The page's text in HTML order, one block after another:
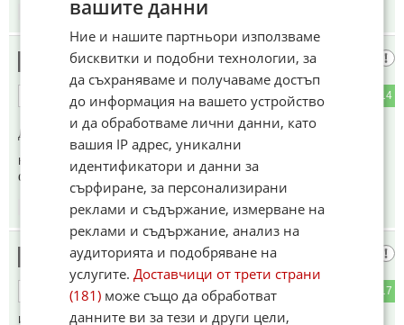
16.06.2026
Затова -
14
До коментар от "000":
никакви пари в банките - всичко в злато и швейцарски
франкове кеш!
16.06.2026
Приликата между Еврозоната
17
ОТГОВОР
и груповото порно е че не знаеш, кой кого трака....., но ние
вашите данни
Ние и нашите партньори използваме
бисквитки и подобни технологии, за
да съхраняваме и получаваме достъп
до информация на вашето устройство
и да обработваме лични данни, като
вашия IP адрес, уникални
идентификатори и данни за
сърфиране, за персонализирани
реклами и съдържание, измерване на
реклами и съдържание, анализ на
аудиторията и подобряване на
услугите.Доставчици от трети страни
(181) може също да обработват
данните ви за тези и други цели,